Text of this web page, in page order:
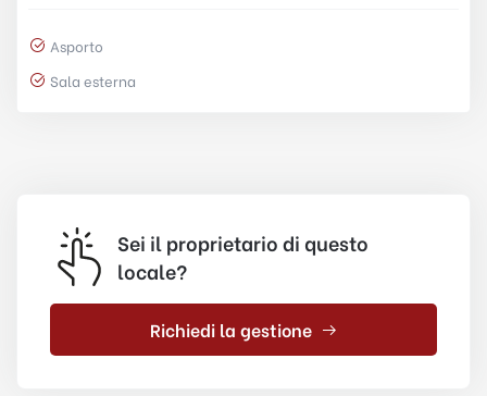
Asporto
Sala esterna
Sei il proprietario di questo
locale?
Richiedi la gestione